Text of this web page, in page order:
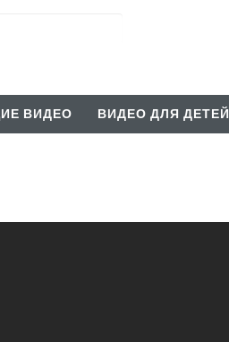
ВИДЕО ВИДЕО ДЛЯ ДЕТЕЙ